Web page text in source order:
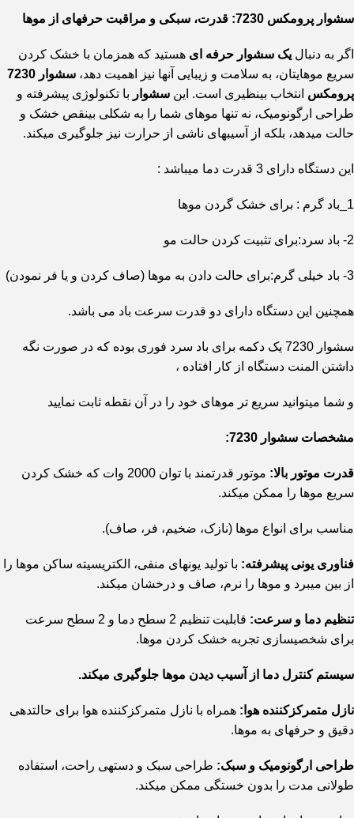
سشوار پرومکس 7230: قدرت، سبکی و مراقبت حرفهای از موها
اگر به دنبال یک سشوار حرفه ای هستید که همزمان با خشک کردن
سریع موهایتان، به سلامت و زیبایی آنها نیز اهمیت دهد،
سشوار 7230
پرومکس انتخاب بینظیری است. این سشوار با تکنولوژی پیشرفته و
طراحی ارگونومیک، نه تنها موهای شما را به شکلی بینقص خشک و
حالت میدهد، بلکه از آسیبهای ناشی از حرارت نیز جلوگیری میکند.
این دستگاه دارای 3 قدرت دما میباشد :
1_باد گرم : برای خشک گردن موها
2- باد سرد:برای تثبیت کردن حالت مو
3- باد خیلی گرم:برای حالت دادن به موها (صاف کردن و یا فر نمودن)
همچنین این دستگاه دارای دو قدرت سرعت باد می باشد.
سشوار 7230 یک دکمه برای باد سرد فوری بوده که در صورت نگه
داشتن المنت دستگاه از کار افتاده ،
و شما میتوانید سریع تر موهای خود را در آن نقطه ثابت نمایید
مشخصات سشوار 7230:
قدرت موتور بالا:
موتور قدرتمند با توان 2000 وات که خشک کردن
سریع موها را ممکن میکند.
مناسب برای انواع موها (نازک، ضخیم، فر، صاف).
فناوری یونی پیشرفته: با تولید یونهای منفی، الکتریسیته ساکن موها را
از بین میبرد و موها را نرم، صاف و درخشان میکند.
تنظیم دما و سرعت:
قابلیت تنظیم 2 سطح دما و 2 سطح سرعت
برای شخصیسازی تجربه خشک کردن موها.
سیستم کنترل دما از آسیب دیدن موها جلوگیری میکند.
نازل متمرکزکننده هوا: همراه با نازل متمرکزکننده هوا برای حالتدهی
دقیق و حرفهای به موها.
طراحی ارگونومیک و سبک: طراحی سبک و دستهی راحت، استفاده
طولانی مدت را بدون خستگی ممکن میکند.